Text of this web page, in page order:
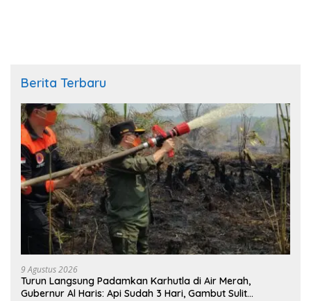
Berita Terbaru
9 Agustus 2026
Turun Langsung Padamkan Karhutla di Air Merah,
Gubernur Al Haris: Api Sudah 3 Hari, Gambut Sulit